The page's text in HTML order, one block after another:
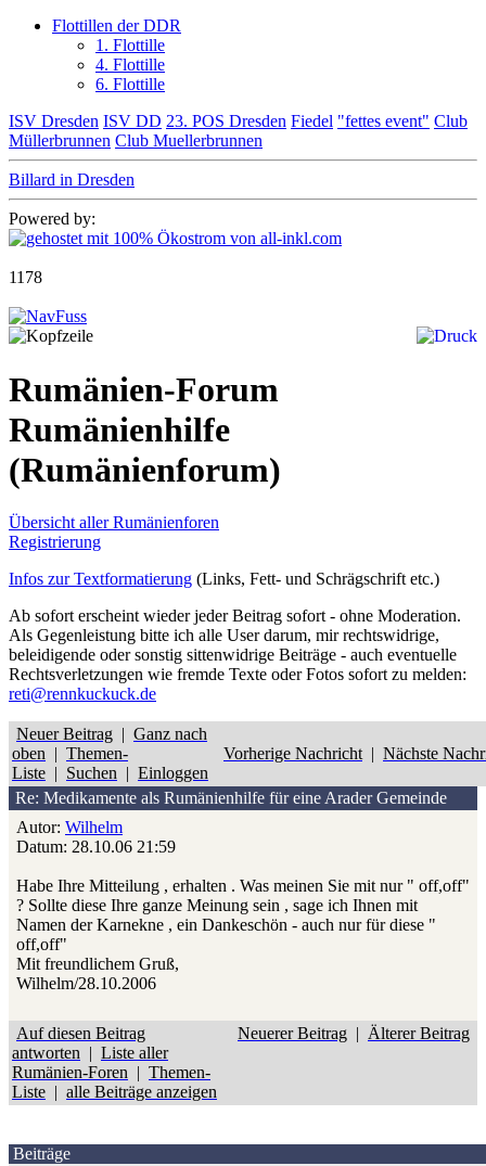
Flottillen der DDR
1. Flottille
4. Flottille
6. Flottille
ISV Dresden ISV DD 23. POS Dresden Fiedel "fettes event" Club
Müllerbrunnen Club Muellerbrunnen
Billard in Dresden
Powered by:
1178
Rumänien-Forum
Rumänienhilfe
(Rumänienforum)
Übersicht aller Rumänienforen
Registrierung
Infos zur Textformatierung (Links, Fett- und Schrägschrift etc.)
Ab sofort erscheint wieder jeder Beitrag sofort - ohne Moderation.
Als Gegenleistung bitte ich alle User darum, mir rechtswidrige,
beleidigende oder sonstig sittenwidrige Beiträge - auch eventuelle
Rechtsverletzungen wie fremde Texte oder Fotos sofort zu melden:
reti@rennkuckuck.de
Neuer Beitrag | Ganz nach
oben | Themen-
Liste | Suchen | Einloggen
Vorherige Nachricht | Nächste
Re: Medikamente als Rumänienhilfe für eine Arader Gemeinde
Autor: Wilhelm
Datum: 28.10.06 21:59
Habe Ihre Mitteilung , erhalten . Was meinen Sie mit nur " off,off"
? Sollte diese Ihre ganze Meinung sein , sage ich Ihnen mit
Namen der Karnekne , ein Dankeschön - auch nur für diese "
off,off"
Mit freundlichem Gruß,
Wilhelm/28.10.2006
Auf diesen Beitrag
antworten | Liste aller
Rumänien-Foren | Themen-
Liste | alle Beiträge anzeigen
Neuerer Beitrag | Älterer Beitrag
Beiträge